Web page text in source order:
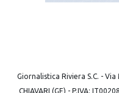
Giornalistica Riviera S.C. -
CHIAVARI (GE) - P.IVA: